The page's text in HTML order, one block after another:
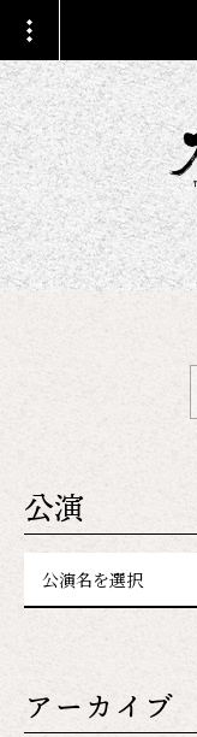
公演
公演名を選択
アーカイブ